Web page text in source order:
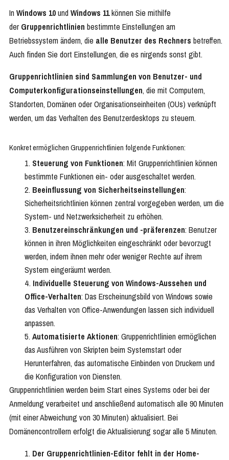
In Windows 10und Windows 11können Sie mithilfe
der Gruppenrichtlinien bestimmte Einstellungen am
Betriebssystem ändern, die alle Benutzer des Rechners betreffen.
Auch finden Sie dort Einstellungen, die es nirgends sonst gibt.
Gruppenrichtlinien sind Sammlungen von Benutzer- und
Computerkonfigurationseinstellungen, die mit Computern,
Standorten, Domänen oder Organisationseinheiten (OUs) verknüpft
werden, um das Verhalten des Benutzerdesktops zu steuern.
Konkret ermöglichen Gruppenrichtlinien folgende Funktionen:
Steuerung von Funktionen: Mit Gruppenrichtlinien können
bestimmte Funktionen ein- oder ausgeschaltet werden.
Beeinflussung von Sicherheitseinstellungen:
Sicherheitsrichtlinien können zentral vorgegeben werden, um die
System- und Netzwerksicherheit zu erhöhen.
Benutzereinschränkungen und -präferenzen: Benutzer
können in ihren Möglichkeiten eingeschränkt oder bevorzugt
werden, indem ihnen mehr oder weniger Rechte auf ihrem
System eingeräumt werden.
Individuelle Steuerung von Windows-Aussehen und
Office-Verhalten: Das Erscheinungsbild von Windows sowie
das Verhalten von Office-Anwendungen lassen sich individuell
anpassen.
Automatisierte Aktionen: Gruppenrichtlinien ermöglichen
das Ausführen von Skripten beim Systemstart oder
Herunterfahren, das automatische Einbinden von Druckern und
die Konfiguration von Diensten.
Gruppenrichtlinien werden beim Start eines Systems oder bei der
Anmeldung verarbeitet und anschließend automatisch alle 90 Minuten
(mit einer Abweichung von 30 Minuten) aktualisiert. Bei
Domänencontrollern erfolgt die Aktualisierung sogar alle 5 Minuten.
Der Gruppenrichtlinien-Editor fehlt in der Home-